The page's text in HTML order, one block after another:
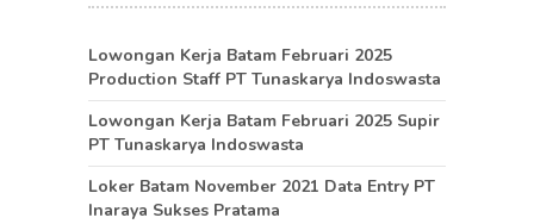
Lowongan Kerja Batam Februari 2025
Production Staff PT Tunaskarya Indoswasta
Lowongan Kerja Batam Februari 2025 Supir
PT Tunaskarya Indoswasta
Loker Batam November 2021 Data Entry PT
Inaraya Sukses Pratama